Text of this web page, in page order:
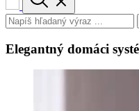
Elegantný domáci